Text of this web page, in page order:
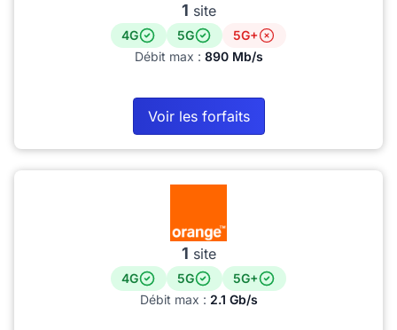
1 site
4G 5G
5G+
Débit max : 890 Mb/s
Voir les forfaits
1 site
4G 5G
5G+
Débit max : 2.1 Gb/s